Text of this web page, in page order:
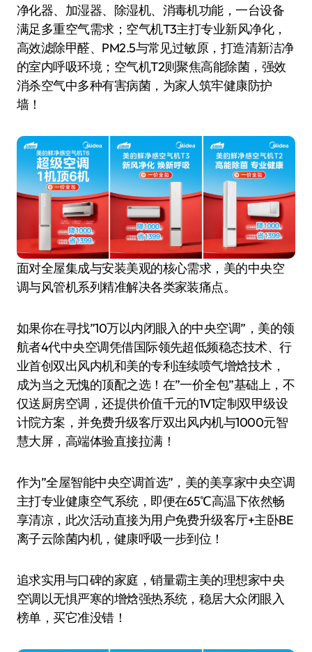
净化器、加湿器、除湿机、消毒机功能，一台设备
满足多重空气需求；空气机T3主打专业新风净化，
高效滤除甲醛、PM2.5与常见过敏原，打造清新洁净
的室内呼吸环境；空气机T2则聚焦高能除菌，强效
消杀空气中多种有害病菌，为家人筑牢健康防护
墙！
面对全屋集成与安装美观的核心需求，美的中央空
调与风管机系列精准解决各类家装痛点。
如果你在寻找”10万以内闭眼入的中央空调”，美的领
航者4代中央空调凭借国际领先超低频稳态技术、行
业首创双出风内机和美的专利连续喷气增焓技术，
成为当之无愧的顶配之选！在”一价全包”基础上，不
仅送厨房空调，还提供价值千元的1V1定制双甲级设
计院方案，并免费升级客厅双出风内机与1000元智
慧大屏，高端体验直接拉满！
作为”全屋智能中央空调首选”，美的美享家中央空调
主打专业健康空气系统，即便在65℃高温下依然畅
享清凉，此次活动直接为用户免费升级客厅+主卧BE
离子云除菌内机，健康呼吸一步到位！
追求实用与口碑的家庭，销量霸主美的理想家中央
空调以无惧严寒的增焓强热系统，稳居大众闭眼入
榜单，买它准没错！